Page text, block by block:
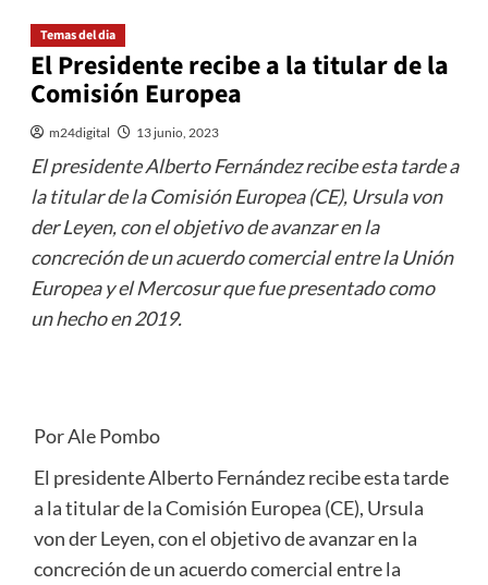
Temas del dia
El Presidente recibe a la titular de la
Comisión Europea
m24digital 13 junio, 2023
El presidente Alberto Fernández recibe esta tarde a
la titular de la Comisión Europea (CE), Ursula von
der Leyen, con el objetivo de avanzar en la
concreción de un acuerdo comercial entre la Unión
Europea y el Mercosur que fue presentado como
un hecho en 2019.
Por Ale Pombo
El presidente Alberto Fernández recibe esta tarde
a la titular de la Comisión Europea (CE), Ursula
von der Leyen, con el objetivo de avanzar en la
concreción de un acuerdo comercial entre la